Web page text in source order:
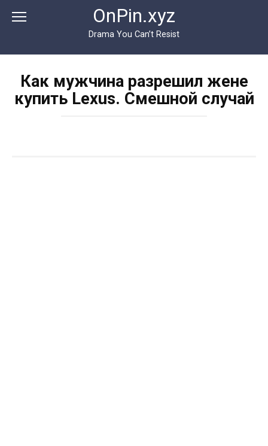
OnPin.xyz
Drama You Can’t Resist
Как мужчина разрешил жене
купить Lexus. Смешной случай